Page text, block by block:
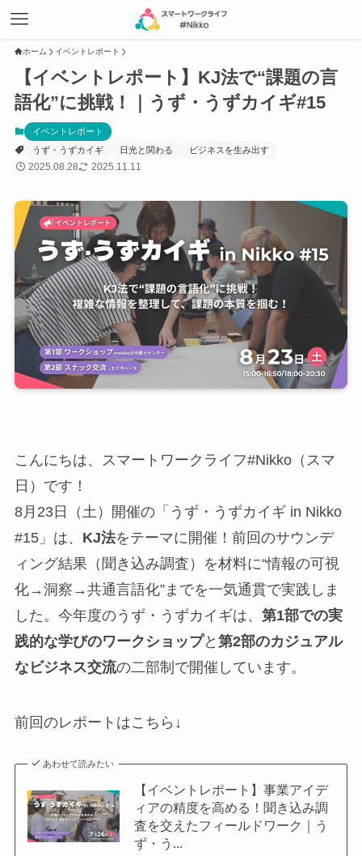
ホーム イベントレポート
【イベントレポート】KJ法で“課題の言
語化”に挑戦！｜うず・うずカイギ#15
イベントレポート
うず・うずカイギ
日光と関わる ビジネスを生み出す
2025.08.28 2025.11.11
こんにちは、スマートワークライフ#Nikko（スマ
日）です！
8月23日（土）開催の「うず・うずカイギ in Nikko
#15」は、 KJ法をテーマに開催！前回のサウンデ
ィング結果（聞き込み調査）を材料に“情報の可視
化→洞察→共通言語化”までを一気通貫で実践しま
した。今年度のうず・うずカイギは、 第1部での実
践的な学びのワークショップと 第2部のカジュアル
なビジネス交流の二部制で開催しています。
前回のレポートはこちら↓
あわせて読みたい
【イベントレポート】事業アイデ
ィアの精度を高める！聞き込み調
査を交えたフィールドワーク｜う
ず・う...